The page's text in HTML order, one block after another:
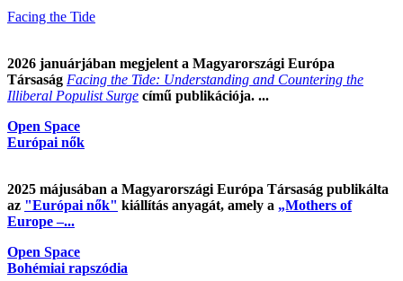
Facing the Tide
2026 januárjában megjelent a Magyarországi Európa
Társaság Facing the Tide: Understanding and Countering the
Illiberal Populist Surge című publikációja. ...
Open Space
Európai nők
2025 májusában a Magyarországi Európa Társaság publikálta
az "Európai nők" kiállítás anyagát, amely a „Mothers of
Europe –...
Open Space
Bohémiai rapszódia